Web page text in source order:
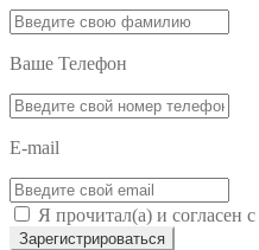
Ваше Телефон
E-mail
Я прочитал(а) и согласен с
Зарегистрироваться